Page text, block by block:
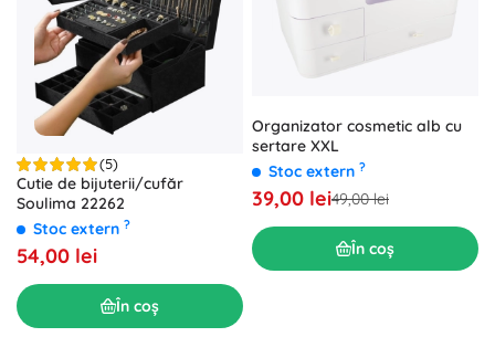
(5)
Cutie de bijuterii/cufăr
Soulima 22262
Stoc extern ?
54,00 lei
În coș
Organizator cosmetic alb cu
sertare XXL
Stoc extern ?
39,00 lei49,00 lei
În coș